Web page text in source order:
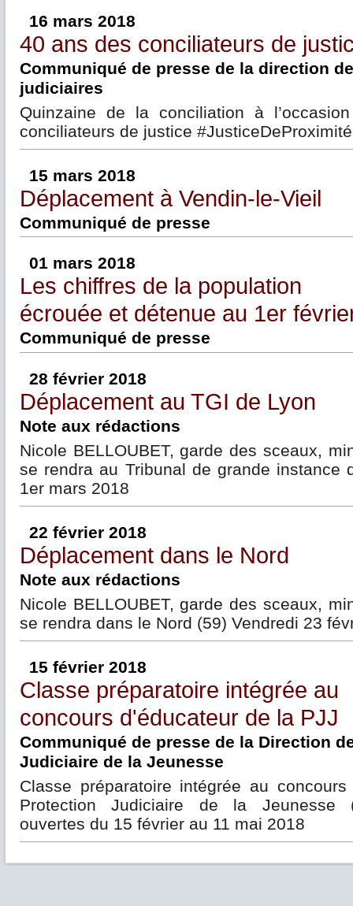
16 mars 2018
40 ans des conciliateurs de
Communiqué de presse de la direction
judiciaires
Quinzaine de la conciliation à
conciliateurs de justice #JusticeDeProximité
15 mars 2018
Déplacement à Vendin-le-Vieil
Communiqué de presse
01 mars 2018
Les chiffres de la population
écrouée et détenue au 1er
Communiqué de presse
28 février 2018
Déplacement au TGI de Lyon
Note aux rédactions
Nicole BELLOUBET, garde des sceaux,
se rendra au Tribunal de grande instance
1er mars 2018
22 février 2018
Déplacement dans le Nord
Note aux rédactions
Nicole BELLOUBET, garde des sceaux,
se rendra dans le Nord (59) Vendredi 23
15 février 2018
Classe préparatoire intégrée au
concours d'éducateur de la PJJ
Communiqué de presse de la Direction
Judiciaire de la Jeunesse
Classe préparatoire intégrée au
Protection Judiciaire de la Jeunesse
ouvertes du 15 février au 11 mai 2018